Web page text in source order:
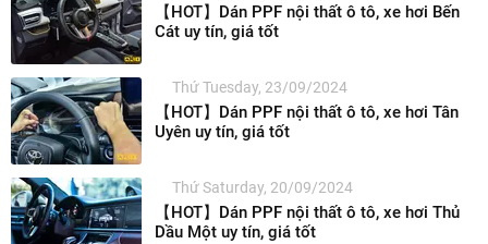
【HOT】Dán PPF nội thất ô tô, xe hơi Bến
Cát uy tín, giá tốt
Thứ Tuesday, 23/09/2024
【HOT】Dán PPF nội thất ô tô, xe hơi Tân
Uyên uy tín, giá tốt
Thứ Saturday, 20/09/2024
【HOT】Dán PPF nội thất ô tô, xe hơi Thủ
Dầu Một uy tín, giá tốt